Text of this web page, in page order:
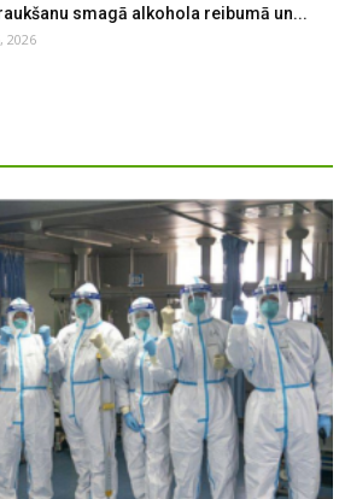
smagā alkohola reibumā un...
2026